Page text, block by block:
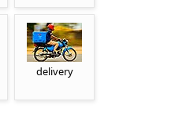
delivery